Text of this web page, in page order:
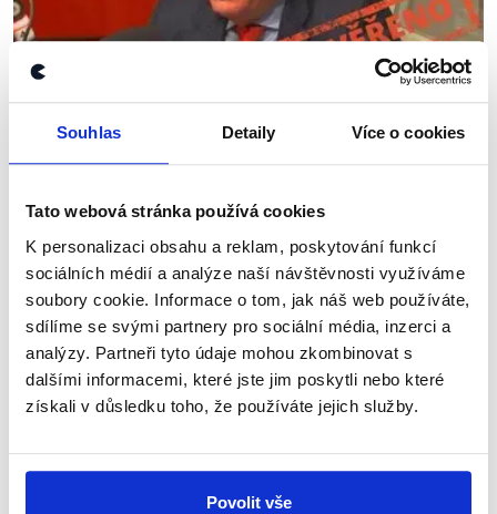
Souhlas Detaily Více o cookies
Tato webová stránka používá cookies
K personalizaci obsahu a reklam, poskytování funkcí
sociálních médií a analýze naší návštěvnosti využíváme
soubory cookie. Informace o tom, jak náš web používáte,
sdílíme se svými partnery pro sociální média, inzerci a
analýzy. Partneři tyto údaje mohou zkombinovat s
dalšími informacemi, které jste jim poskytli nebo které
získali v důsledku toho, že používáte jejich služby.
Povolit vše
OVĚŘENO
Debata v Českém rozhlase:
Vratislav Kulhánek
5. ledna 2018
Prezidentský kandidát Vratislav Kulhánek (ODA) byl
hostem Jana Pokorného ve 20 minutách
Radiožurnálu. V rozhovoru se mluvilo o zahraniční
politice, možnostech prezidenta ovlivnit
směřování...
Číst dál